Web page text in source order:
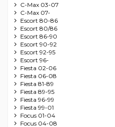
C-Max 03-07
C-Max 07-
Escort 80-86
Escort 80/86
Escort 86-90
Escort 90-92
Escort 92-95
Escort 96-
Fiesta 02-06
Fiesta 06-08
Fiesta 81-89
Fiesta 89-95
Fiesta 96-99
Fiesta 99-01
Focus 01-04
Focus 04-08